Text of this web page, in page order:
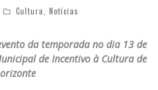
Cultura, Notícias
da temporada no dia 13 de
de Incentivo à Cultura de